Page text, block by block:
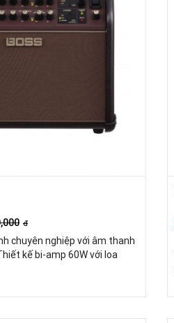
đ
chuyên nghiệp với âm thanh
kế bi-amp 60W với loa